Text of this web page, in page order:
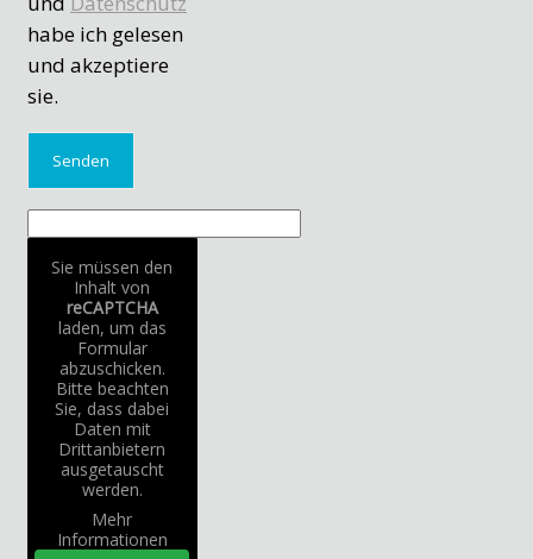
habe ich gelesen
und akzeptiere
sie.
Sie müssen den
Inhalt von
reCAPTCHA
laden, um das
Formular
abzuschicken.
Bitte beachten
Sie, dass dabei
Daten mit
Drittanbietern
ausgetauscht
werden.
Mehr
Informationen